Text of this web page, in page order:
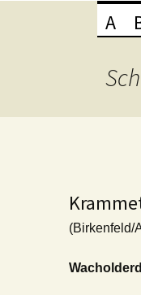
A
(Birkenfeld/